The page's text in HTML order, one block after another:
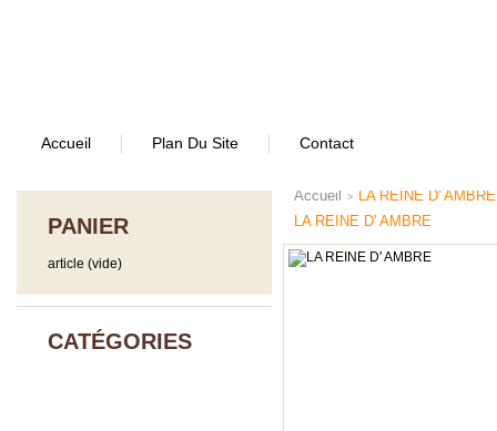
Accueil Plan Du Site Contact
PANIER
article (vide)
CATÉGORIES
Accueil > LA REINE D' AMBRE
LA REINE D' AMBRE